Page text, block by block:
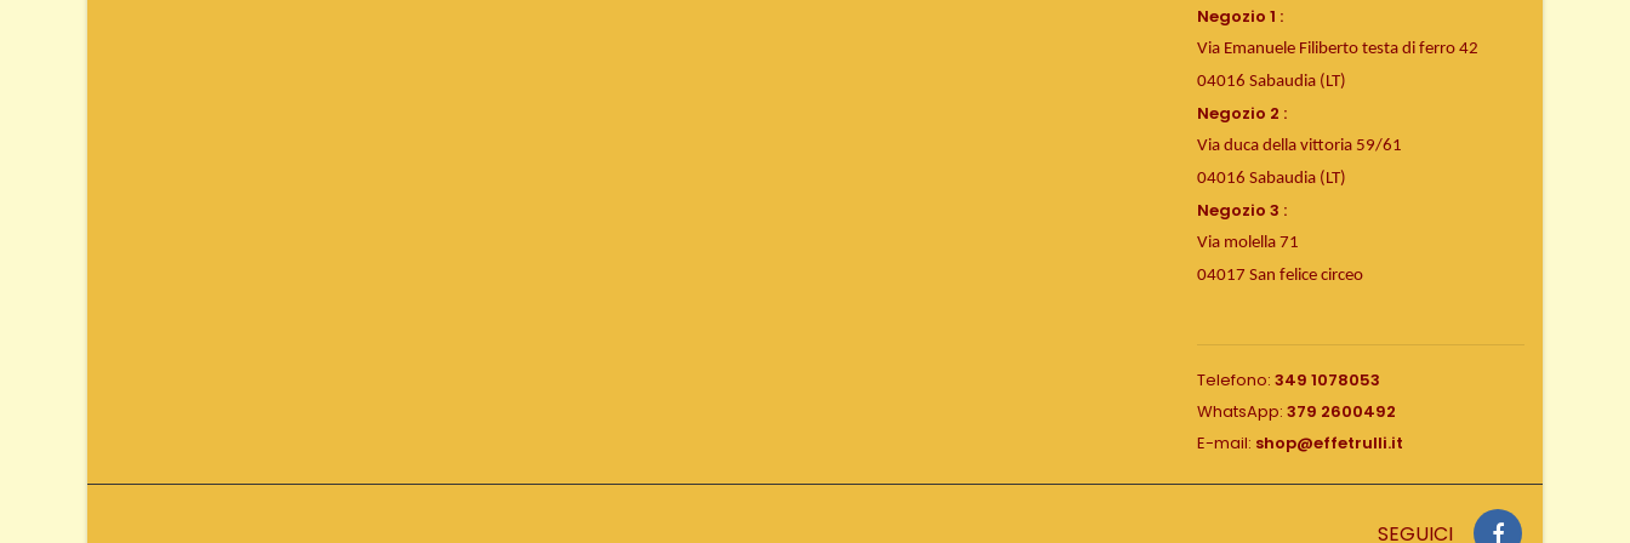
Negozio 1 :
Via Emanuele Filiberto testa di ferro 42
04016 Sabaudia (LT)
Negozio 2 :
Via duca della vittoria 59/61
04016 Sabaudia (LT)
Negozio 3 :
Via molella 71
04017 San felice circeo
Telefono: 349 1078053
WhatsApp: 379 2600492
E-mail: shop@effetrulli.it
SEGUICI